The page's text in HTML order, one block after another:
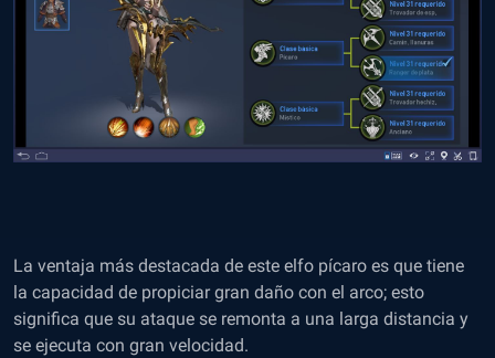
La ventaja más destacada de este elfo pícaro es que tiene
la capacidad de propiciar gran daño con el arco; esto
significa que su ataque se remonta a una larga distancia y
se ejecuta con gran velocidad.